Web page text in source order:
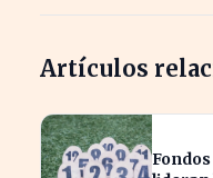
Artículos